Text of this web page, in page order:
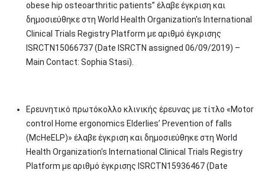
obese hip osteoarthritic patients” έλαβε έγκριση και
δημοσιεύθηκε στη World Health Organization's International
Clinical Trials Registry Platform με αριθμό έγκρισης
ISRCTN15066737 (Date ISRCTN assigned 06/09/2019) –
Main Contact: Sophia Stasi).
Ερευνητικό πρωτόκολλο κλινικής έρευνας με τίτλο «Motor
control Home ergonomics Elderlies’ Prevention of falls
(McHeELP)» έλαβε έγκριση και δημοσιεύθηκε στη World
Health Organization's International Clinical Trials Registry
Platform με αριθμό έγκρισης ISRCTN15936467 (Date